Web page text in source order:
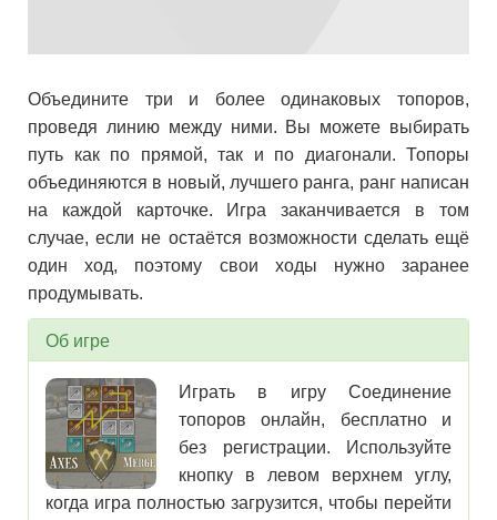
Объедините три и более одинаковых топоров,
проведя линию между ними. Вы можете выбирать
путь как по прямой, так и по диагонали. Топоры
объединяются в новый, лучшего ранга, ранг написан
на каждой карточке. Игра заканчивается в том
случае, если не остаётся возможности сделать ещё
один ход, поэтому свои ходы нужно заранее
продумывать.
Об игре
Играть в игру Соединение
топоров онлайн, бесплатно и
без регистрации. Используйте
кнопку в левом верхнем углу,
когда игра полностью загрузится, чтобы перейти